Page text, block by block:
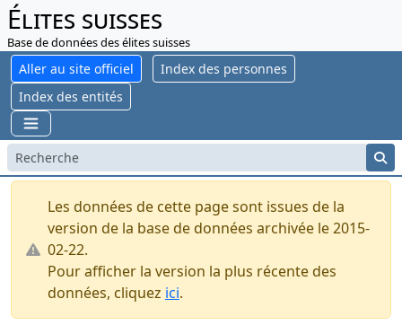
Élites suisses
Base de données des élites suisses
Aller au site officiel
Index des personnes
Index des entités
Les données de cette page sont issues de la
version de la base de données archivée le 2015-
02-22.
Pour afficher la version la plus récente des
données, cliquez ici.